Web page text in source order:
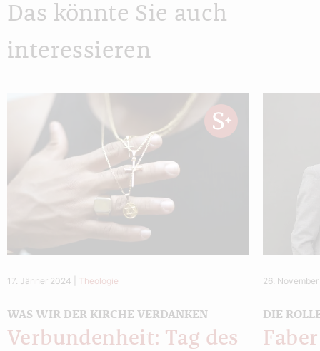
Das könnte Sie auch
interessieren
17. Jänner 2024 Theologie
WAS WIR DER KIRCHE VERDANKEN
Verbundenheit: Tag des
26.
DIE